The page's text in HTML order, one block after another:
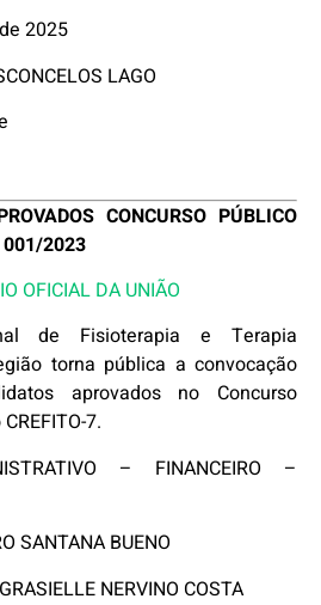
2025
LAGO
CONCURSO PÚBLICO
001/2023
OFICIAL DA UNIÃO
de Fisioterapia e Terapia
torna pública a convocação
aprovados no Concurso
7.
– FINANCEIRO –
SANTANA BUENO
NERVINO COSTA